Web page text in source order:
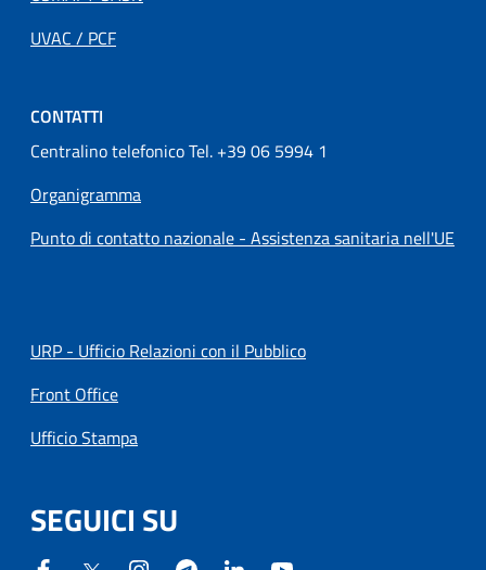
UVAC / PCF
CONTATTI
Centralino telefonico Tel. +39 06 5994 1
Organigramma
Punto di contatto nazionale - Assistenza sanitaria nell'UE
URP - Ufficio Relazioni con il Pubblico
Front Office
Ufficio Stampa
SEGUICI SU